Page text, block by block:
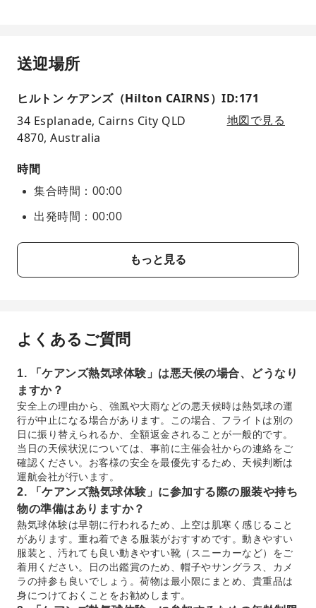
送迎場所
ヒルトン ケアンズ（Hilton CAIRNS）ID:171
34 Esplanade, Cairns City QLD
4870, Australia
地図で見る
時間
集合時間：00:00
出発時間：00:00
もっと見る
よくあるご質問
1. 「ケアンズ熱気球体験」は悪天候の場合、どうなり
ますか？
安全上の理由から、強風や大雨などの悪天候時は熱気球の運
行が中止になる場合があります。この場合、フライトは別の
日に振り替えられるか、全額返金されることが一般的です。
当日の天候状況については、事前に主催会社からの連絡をご
確認ください。お客様の安全を最優先するため、天候判断は
運航会社が行います。
2. 「ケアンズ熱気球体験」に参加する際の服装や持ち
物の準備はありますか？
熱気球体験は早朝に行われるため、上空は肌寒く感じること
があります。重ね着できる服装がおすすめです。動きやすい
服装と、汚れても良い動きやすい靴（スニーカーなど）をご
着用ください。日の出鑑賞のため、帽子やサングラス、カメ
ラの持参も良いでしょう。荷物は最小限にまとめ、貴重品は
身につけておくことをお勧めします。